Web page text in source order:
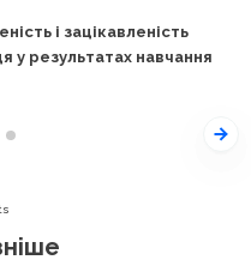
і зацікавленість
у результатах навчання